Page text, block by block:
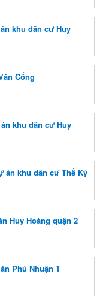
khu dân cư Huy
Cống
khu dân cư Huy
án khu dân cư Thế Kỷ
Huy Hoàng quận 2
Phú Nhuận 1